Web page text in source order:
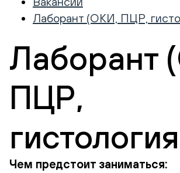
Лаборант (ОКИ, ПЦР,
Лаборант
ПЦР,
Чем предстоит заниматься: